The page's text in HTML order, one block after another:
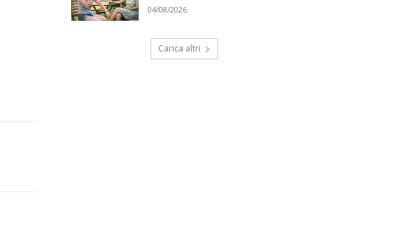
04/08/2026
Carica altri